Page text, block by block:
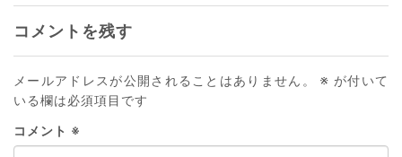
コメントを残す
メールアドレスが公開されることはありません。 ※ が付いて
いる欄は必須項目です
コメント ※